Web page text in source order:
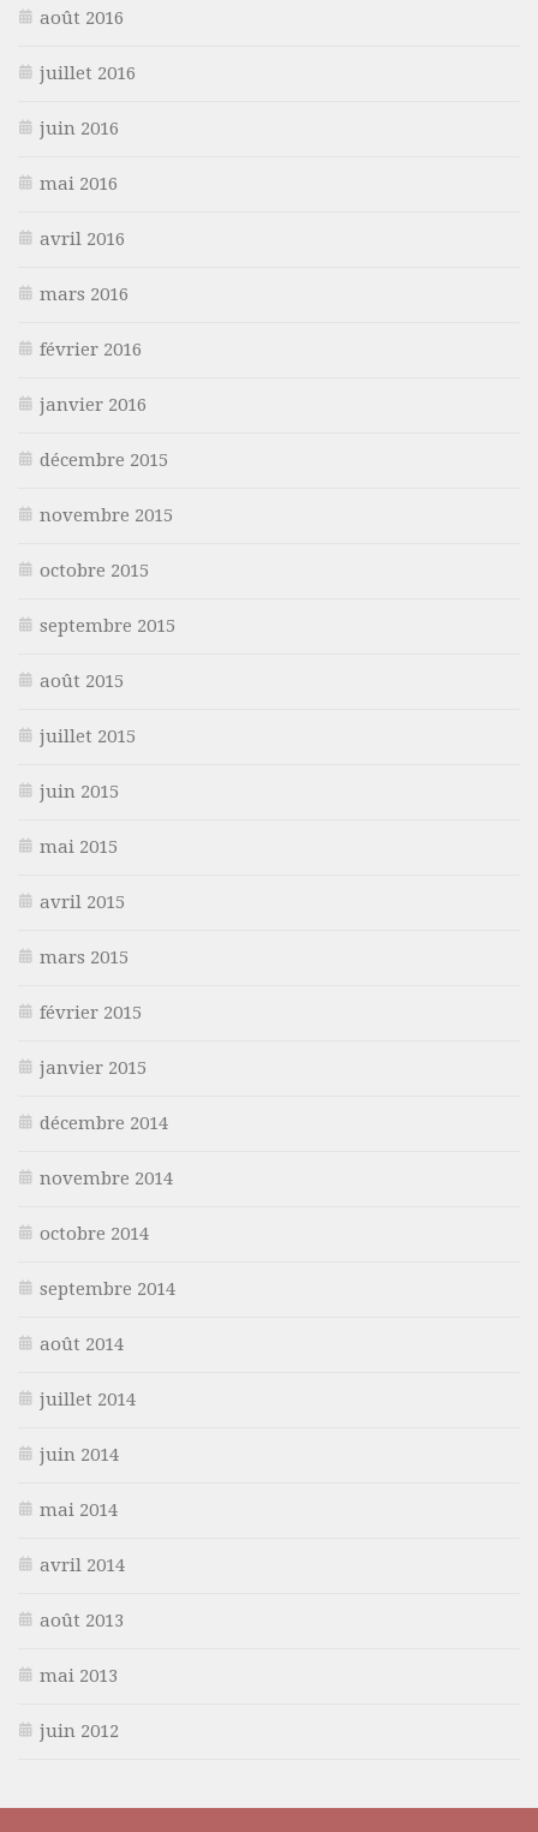
août 2016
juillet 2016
juin 2016
mai 2016
avril 2016
mars 2016
février 2016
janvier 2016
décembre 2015
novembre 2015
octobre 2015
septembre 2015
août 2015
juillet 2015
juin 2015
mai 2015
avril 2015
mars 2015
février 2015
janvier 2015
décembre 2014
novembre 2014
octobre 2014
septembre 2014
août 2014
juillet 2014
juin 2014
mai 2014
avril 2014
août 2013
mai 2013
juin 2012